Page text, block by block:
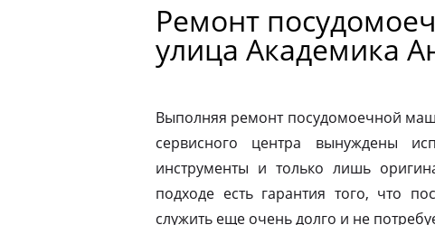
Ремонт
улица Академика
Выполняя ремонт посудомоечной
сервисного центра вынуждены
инструменты и только лишь
подходе есть гарантия того, что
служить еще очень долго и не